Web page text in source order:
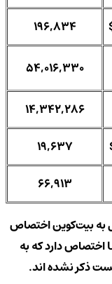
196,834
54,016,330
14,342,286
19,637
66,913
به بیت‌کوین اختصاص
دارد. رتبه سوم و هفتم هم به USDT و USDC اختصاص دارد که به
ذکر نشده اند.